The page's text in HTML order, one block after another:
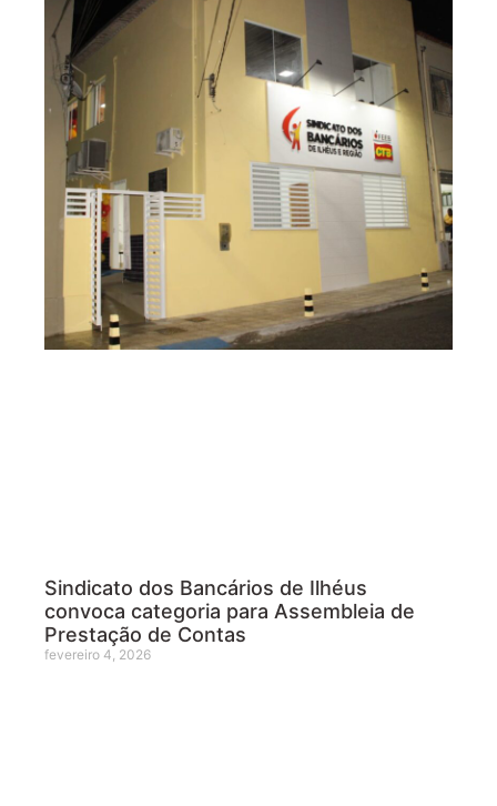
Sindicato dos Bancários de Ilhéus
convoca categoria para Assembleia de
Prestação de Contas
fevereiro 4, 2026